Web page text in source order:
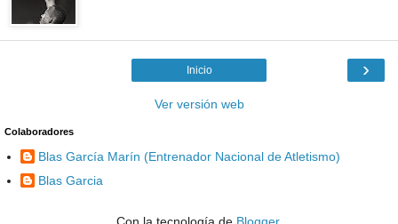
›
Inicio
Ver versión web
Colaboradores
Blas García Marín (Entrenador Nacional de Atletismo)
Blas Garcia